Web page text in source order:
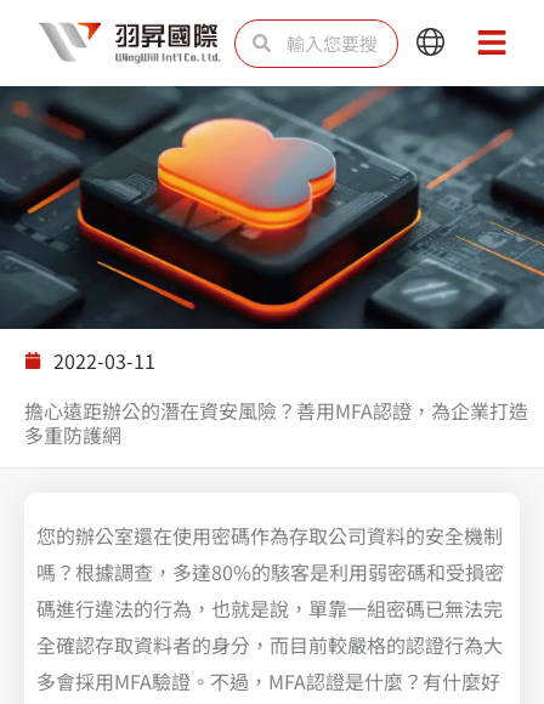
主
要
內
搜
尋 尋
Main
Menu
Main
Menu
解決方案
2022-03-11
擔心遠距辦公的潛在資安風險？善用MFA認證，為企業打造
多重防護網
您的辦公室還在使用密碼作為存取公司資料的安全機制
嗎？根據調查，多達80%的駭客是利用弱密碼和受損密
碼進行違法的行為，也就是說，單靠一組密碼已無法完
全確認存取資料者的身分，而目前較嚴格的認證行為大
多會採用MFA驗證。不過，MFA認證是什麼？有什麼好